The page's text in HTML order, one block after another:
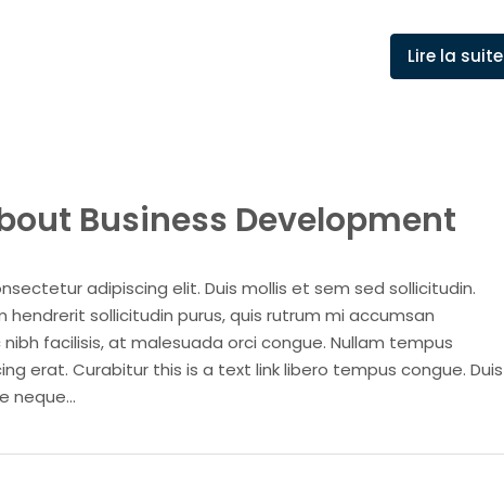
Lire la suite
Business Development
adipiscing elit. Duis mollis et sem sed sollicitudin.
hendrerit sollicitudin purus, quis rutrum mi accumsan
facilisis, at malesuada orci congue. Nullam tempus
erat. Curabitur this is a text link libero tempus congue. Duis
neque...